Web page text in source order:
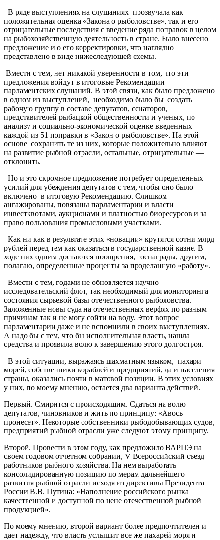
В ряде выступлениях на слушаниях прозвучала как
положительная оценка «Закона о рыболовстве», так и его
отрицательные последствия с введение ряда поправок в целом
на рыбохозяйственную деятельность в стране. Было внесено
предложение и о его корректировки, что наглядно
представлено в виде нижеследующей схемы.
Вмести с тем, нет никакой уверенности в том, что эти
предложения войдут в итоговые Рекомендации
парламентских слушаний. В этой связи, как было предложено
в одном из выступлений, необходимо было бы создать
рабочую группу в составе депутатов, сенаторов,
представителей рыбацкой общественности и ученых, по
анализу и социально-экономической оценке введенных
каждой из 51 поправки в «Закон о рыболовстве». На этой
основе сохранить те из них, которые положительно влияют
на развитие рыбной отрасли, остальные, отрицательные —
отклонить.
Но и это скромное предложение потребует определенных
усилий для убеждения депутатов с тем, чтобы оно было
включено в итоговую Рекомендацию. Слишком
ангажированы, повязаны парламентарии и власти
инвестквотами, аукционами и платностью биоресурсов и за
право пользования промысловыми участками.
Как ни как в результате этих «новации» крутятся сотни млрд
рублей перед тем как оказаться в государственной казне. В
ходе них одним достаются поощрения, госнаграды, другим,
полагаю, определенные проценты за проделанную «работу».
Вмести с тем, годами не обновляется научно
исследовательский флот, так необходимый для мониторинга
состояния сырьевой базы отечественного рыболовства.
Заложенные новы суда на отечественных верфях по разным
причинам так и не могу сойти на воду. Этот вопрос
парламентарии даже и не вспомнили в своих выступлениях.
А надо бы с тем, что бы исполнительная власть, нашла
средства и проявила волю к завершению этого долгостроя.
В этой ситуации, выражаясь шахматным языком, пахари
морей, собственники кораблей и предприятий, да и населения
страны, оказались почти в матовой позиции. В этих условиях
у них, по моему мнению, остается два варианта действий.
Первый. Смирится с происходящим. Сдаться на волю
депутатов, чиновников и жить по принципу: «Авось
пронесет». Некоторые собственники рыбодобывающих судов,
предприятий рыбной отрасли уже следуют этому принципу.
Второй. Провести в этом году, как предложило ВАРПЭ на
своем годовом отчетном собрании, V Всероссийский съезд
работников рыбного хозяйства. На нем выработать
консолидированную позицию по мерам дальнейшего
развития рыбной отрасли исходя из директивы Президента
России В.В. Путина: «Наполнение российского рынка
качественной и доступной по цене отечественной рыбной
продукцией».
По моему мнению, второй вариант более предпочтителен и
дает надежду, что власть услышит все же пахарей моря и